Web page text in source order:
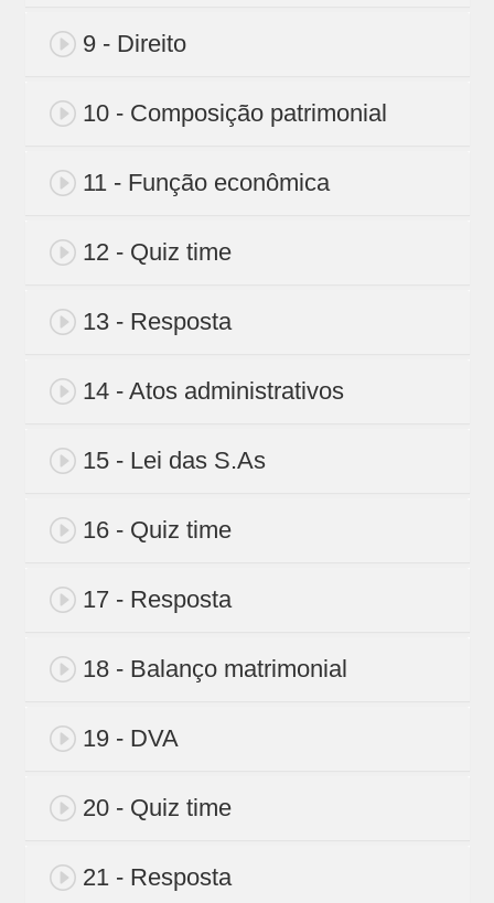
9 - Direito
10 - Composição patrimonial
11 - Função econômica
12 - Quiz time
13 - Resposta
14 - Atos administrativos
15 - Lei das S.As
16 - Quiz time
17 - Resposta
18 - Balanço matrimonial
19 - DVA
20 - Quiz time
21 - Resposta